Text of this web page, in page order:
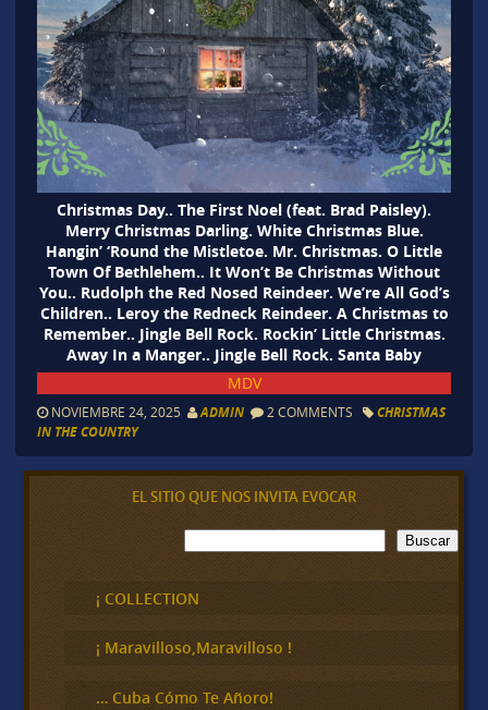
Christmas Day.. The First Noel (feat. Brad Paisley).
Merry Christmas Darling. White Christmas Blue.
Hangin’ ‘Round the Mistletoe. Mr. Christmas. O Little
Town Of Bethlehem.. It Won’t Be Christmas Without
You.. Rudolph the Red Nosed Reindeer. We’re All God’s
Children.. Leroy the Redneck Reindeer. A Christmas to
Remember.. Jingle Bell Rock. Rockin’ Little Christmas.
Away In a Manger.. Jingle Bell Rock. Santa Baby
MDV
NOVIEMBRE 24, 2025 ADMIN 2 COMMENTS
CHRISTMAS
IN THE COUNTRY
EL SITIO QUE NOS INVITA EVOCAR
B
u
c
a
Buscar
¡ COLLECTION
¡ Maravilloso,Maravilloso !
… Cuba Cómo Te Añoro!